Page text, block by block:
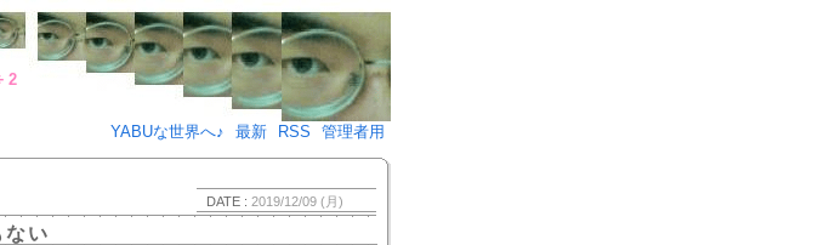
な戯言･･･♪)÷2
YABUな世界へ♪
最新 RSS 管理者用
DATE : 2019/12/09 (月)
ない